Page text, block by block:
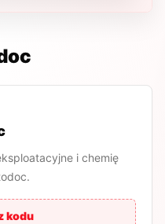
i chemię
kodu